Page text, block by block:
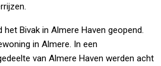
het Bivak in Almere Haven geopend.
in Almere. In een
van Almere Haven werden acht